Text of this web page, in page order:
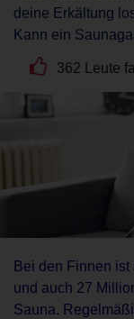
deine Erkältung
Kann ein
362 Leute
Bei den Finnen
und auch 27
Sauna.